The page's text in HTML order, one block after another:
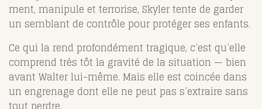
ment, manipule et terrorise, Skyler tente de garder
un semblant de contrôle pour protéger ses enfants.
Ce qui la rend profondément tragique, c’est qu’elle
comprend très tôt la gravité de la situation — bien
avant Walter lui-même. Mais elle est coincée dans
un engrenage dont elle ne peut pas s’extraire sans